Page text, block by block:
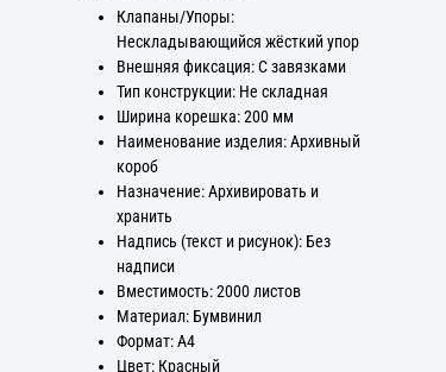
Клапаны/Упоры:
Нескладывающийся жёсткий упор
Внешняя фиксация: С завязками
Тип конструкции: Не складная
Ширина корешка: 200 мм
Наименование изделия: Архивный
короб
Назначение: Архивировать и
хранить
Надпись (текст и рисунок): Без
надписи
Вместимость: 2000 листов
Материал: Бумвинил
Формат: А4
Цвет: Красный